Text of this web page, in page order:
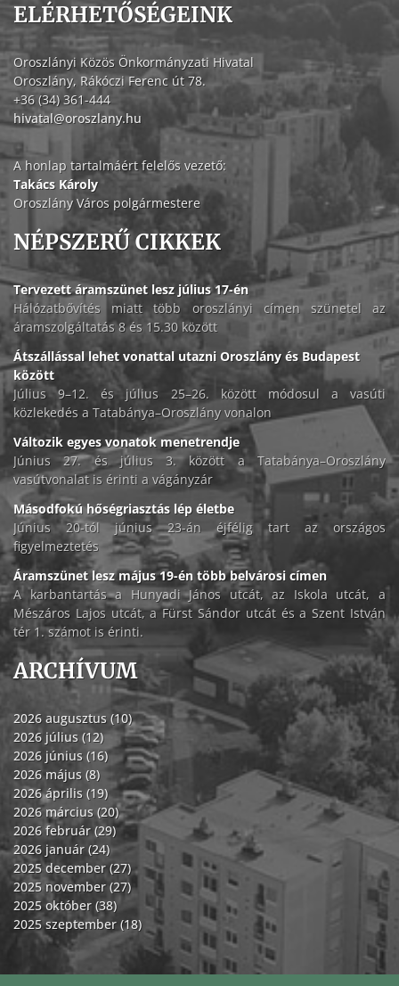
ELÉRHETŐSÉGEINK
Oroszlányi Közös Önkormányzati Hivatal
Oroszlány, Rákóczi Ferenc út 78.
+36 (34) 361-444
hivatal@oroszlany.hu
A honlap tartalmáért felelős vezető:
Takács Károly
Oroszlány Város polgármestere
NÉPSZERŰ CIKKEK
Tervezett áramszünet lesz július 17-én
Hálózatbővítés miatt több oroszlányi címen szünetel az
áramszolgáltatás 8 és 15.30 között
Átszállással lehet vonattal utazni Oroszlány és Budapest
között
Július 9–12. és július 25–26. között módosul a vasúti
közlekedés a Tatabánya–Oroszlány vonalon
Változik egyes vonatok menetrendje
Június 27. és július 3. között a Tatabánya–Oroszlány
vasútvonalat is érinti a vágányzár
Másodfokú hőségriasztás lép életbe
Június 20-tól június 23-án éjfélig tart az országos
figyelmeztetés
Áramszünet lesz május 19-én több belvárosi címen
A karbantartás a Hunyadi János utcát, az Iskola utcát, a
Mészáros Lajos utcát, a Fürst Sándor utcát és a Szent István
tér 1. számot is érinti.
ARCHÍVUM
2026 augusztus (10)
2026 július (12)
2026 június (16)
2026 május (8)
2026 április (19)
2026 március (20)
2026 február (29)
2026 január (24)
2025 december (27)
2025 november (27)
2025 október (38)
2025 szeptember (18)